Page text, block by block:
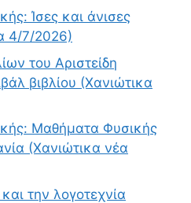
Ίσες και άνισες
4/7/2026)
του Αριστείδη
βιβλίου (Χανιώτικα
Μαθήματα Φυσικής
(Χανιώτικα νέα
την λογοτεχνία